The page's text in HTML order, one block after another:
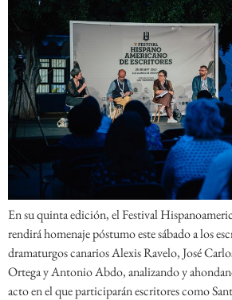
En su quinta edición, el Festival
rendirá homenaje póstumo este sábado a los
dramaturgos canarios Alexis Ravelo, José
Ortega y Antonio Abdo, analizando y
acto en el que participarán escritores como